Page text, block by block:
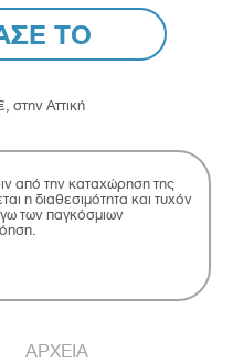
ΤΟ
στην Αττική
από την καταχώρηση της
η διαθεσιμότητα και τυχόν
των παγκόσμιων
ΑΡΧΕΙΑ